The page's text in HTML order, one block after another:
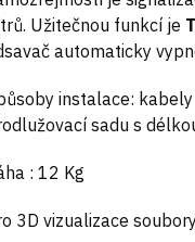
Užitečnou funkcí je
automaticky
instalace:
sadu s
: 12 Kg
3D vizualizace